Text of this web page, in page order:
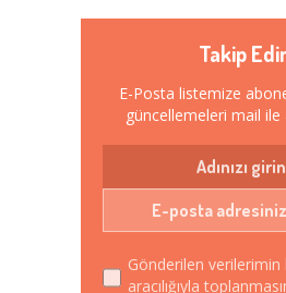
Takip
E-Posta listemize
güncellemeleri mail ile
Gönderilen
aracılığıyla